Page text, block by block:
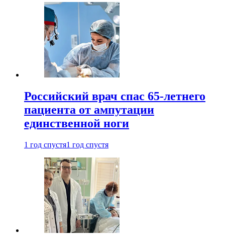
Российский врач спас 65-летнего
пациента от ампутации
единственной ноги
1 год спустя1 год спустя